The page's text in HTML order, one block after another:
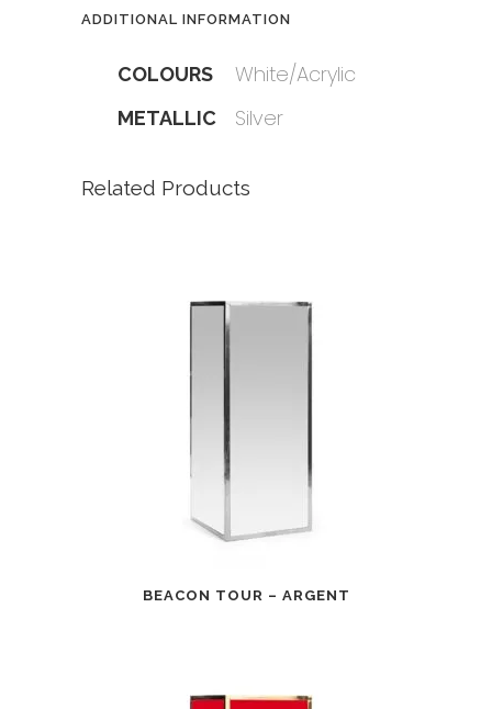
ADDITIONAL INFORMATION
COLOURS White/Acrylic
METALLIC Silver
Related Products
BEACON TOUR – ARGENT